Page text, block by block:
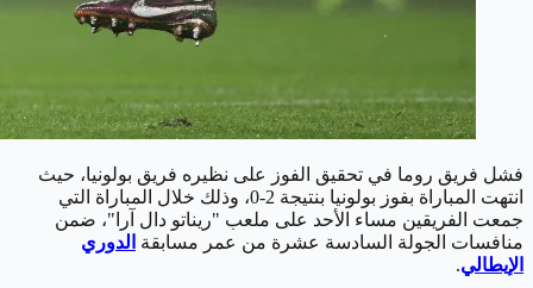
فشل فريق روما في تحقيق الفوز على نظيره فريق بولونيا، حيث
انتهت المباراة بفوز بولونيا بنتيجة 2-0، وذلك خلال المباراة التي
جمعت الفريقين مساء الأحد على ملعب "ريناتو دال آرا"، ضمن
منافسات الجولة السادسة عشرة من عمر مسابقة الدوري
الإيطالي.